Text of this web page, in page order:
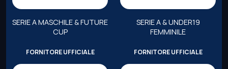
SERIE A MASCHILE & FUTURE
CUP
SERIE A & UNDER19
FEMMINILE
FORNITORE UFFICIALE FORNITORE UFFICIALE